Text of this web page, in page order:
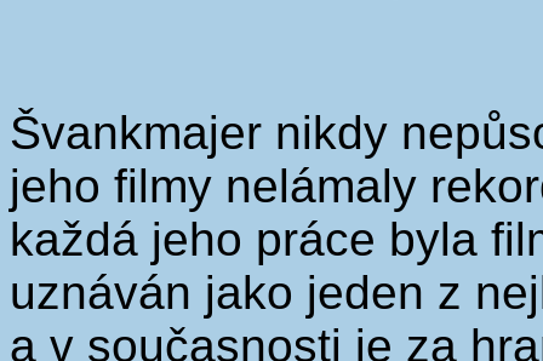
Švankmajer nikdy
jeho filmy nelámaly
každá jeho práce byla
uznáván jako jeden z
a v současnosti je za